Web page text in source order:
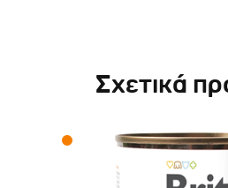
Σχετικά